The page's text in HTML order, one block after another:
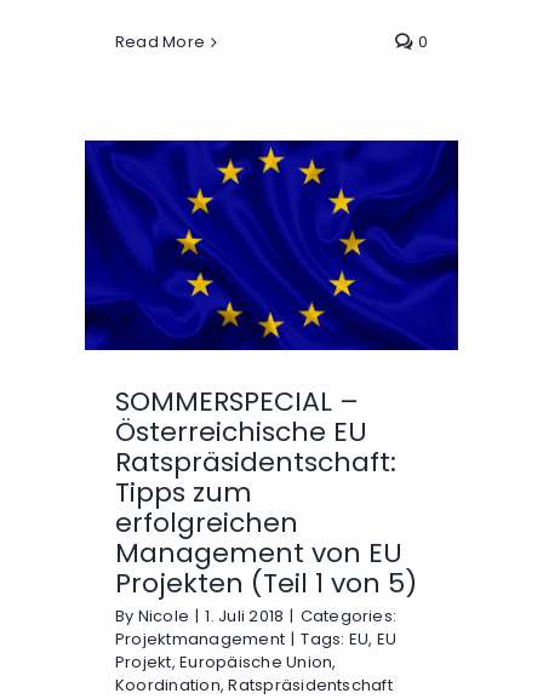
Read More 0
SOMMERSPECIAL –
Österreichische EU
Ratspräsidentschaft:
Tipps zum
erfolgreichen
Management von EU
Projekten (Teil 1 von 5)
By Nicole | 1. Juli 2018 | Categories:
Projektmanagement | Tags: EU, EU
Projekt,Europäische Union,
Koordination,Ratspräsidentschaft